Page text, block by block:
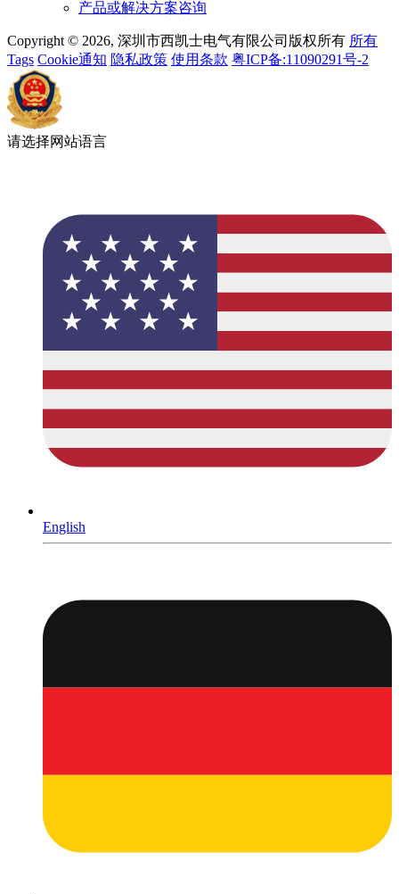
产品或解决方案咨询
Copyright © 2026, 深圳市西凯士电气有限公司版权所有 所有
Tags Cookie通知 隐私政策 使用条款 粤ICP备:11090291号-2
请选择网站语言
English